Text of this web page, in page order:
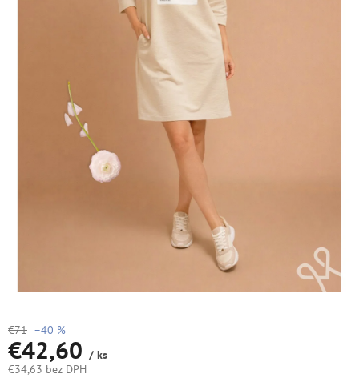
€71 –40 %
€42,60 / ks
€34,63 bez DPH